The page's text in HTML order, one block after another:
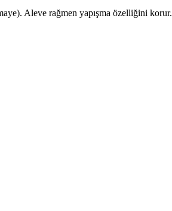
Aleve rağmen yapışma özelliğini korur.